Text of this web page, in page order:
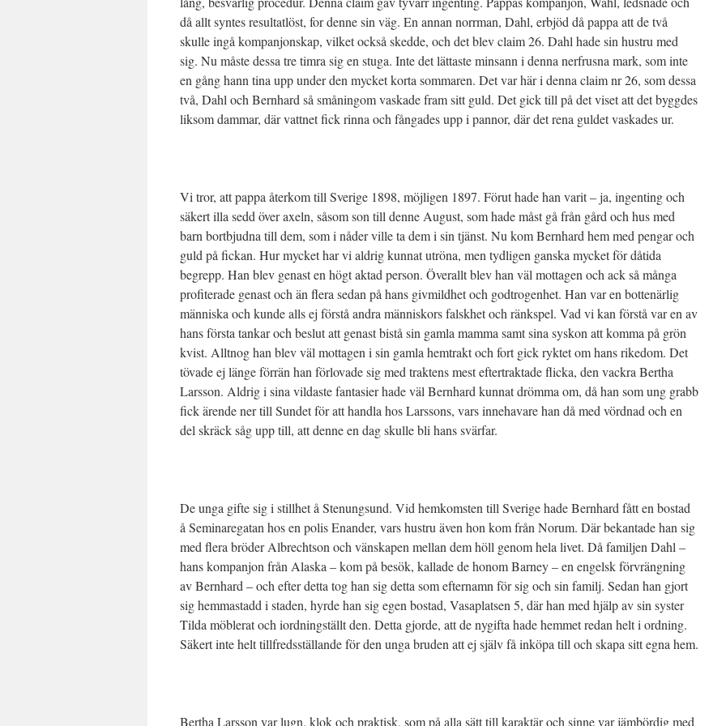
då allt syntes resultatlöst, for denne sin väg. En annan norrman, Dahl, erbjöd då pappa att de två
skulle ingå kompanjonskap, vilket också skedde, och det blev claim 26. Dahl hade sin hustru med
sig. Nu måste dessa tre timra sig en stuga. Inte det lättaste minsann i denna nerfrusna mark, som inte
en gång hann tina upp under den mycket korta sommaren. Det var här i denna claim nr 26, som dessa
två, Dahl och Bernhard så småningom vaskade fram sitt guld. Det gick till på det viset att det byggdes
liksom dammar, där vattnet fick rinna och fångades upp i pannor, där det rena guldet vaskades ur.
Vi tror, att pappa återkom till Sverige 1898, möjligen 1897. Förut hade han varit – ja, ingenting och
säkert illa sedd över axeln, såsom son till denne August, som hade måst gå från gård och hus med
barn bortbjudna till dem, som i nåder ville ta dem i sin tjänst. Nu kom Bernhard hem med pengar och
guld på fickan. Hur mycket har vi aldrig kunnat utröna, men tydligen ganska mycket för dåtida
begrepp. Han blev genast en högt aktad person. Överallt blev han väl mottagen och ack så många
profiterade genast och än flera sedan på hans givmildhet och godtrogenhet. Han var en bottenärlig
människa och kunde alls ej förstå andra människors falskhet och ränkspel. Vad vi kan förstå var en av
hans första tankar och beslut att genast bistå sin gamla mamma samt sina syskon att komma på grön
kvist. Alltnog han blev väl mottagen i sin gamla hemtrakt och fort gick ryktet om hans rikedom. Det
tövade ej länge förrän han förlovade sig med traktens mest eftertraktade flicka, den vackra Bertha
Larsson. Aldrig i sina vildaste fantasier hade väl Bernhard kunnat drömma om, då han som ung grabb
fick ärende ner till Sundet för att handla hos Larssons, vars innehavare han då med vördnad och en
del skräck såg upp till, att denne en dag skulle bli hans svärfar.
De unga gifte sig i stillhet å Stenungsund. Vid hemkomsten till Sverige hade Bernhard fått en bostad
å Seminaregatan hos en polis Enander, vars hustru även hon kom från Norum. Där bekantade han sig
med flera bröder Albrechtson och vänskapen mellan dem höll genom hela livet. Då familjen Dahl –
hans kompanjon från Alaska – kom på besök, kallade de honom Barney – en engelsk förvrängning
av Bernhard – och efter detta tog han sig detta som efternamn för sig och sin familj. Sedan han gjort
sig hemmastadd i staden, hyrde han sig egen bostad, Vasaplatsen 5, där han med hjälp av sin syster
Tilda möblerat och iordningställt den. Detta gjorde, att de nygifta hade hemmet redan helt i ordning.
Säkert inte helt tillfredsställande för den unga bruden att ej själv få inköpa till och skapa sitt egna hem.
Bertha Larsson var lugn, klok och praktisk, som på alla sätt till karaktär och sinne var jämbördig med